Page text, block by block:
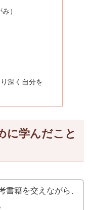
）
深く自分を
に学んだこと
書籍を交えながら、